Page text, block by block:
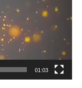
01:03